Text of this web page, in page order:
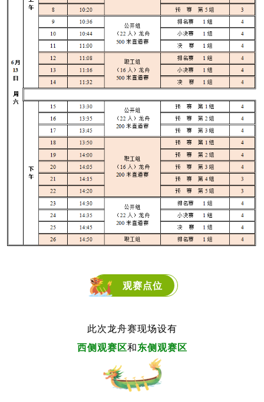
观赛点位
此次龙舟赛现场设有
西侧观赛区和东侧观赛区